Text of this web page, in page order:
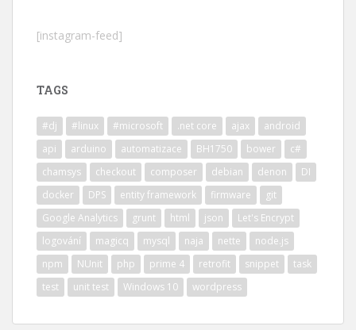
[instagram-feed]
TAGS
#dj #linux #microsoft .net core ajax
android
api
arduino automatizace BH1750 bower
c#
chamsys
checkout composer debian denon
DI
docker
DPS entity framework firmware
git
Google Analytics
grunt html json
Let's Encrypt
logování
magicq mysql naja nette
node.js
npm
NUnit php prime 4 retrofit snippet
task
test
unit test Windows 10 wordpress